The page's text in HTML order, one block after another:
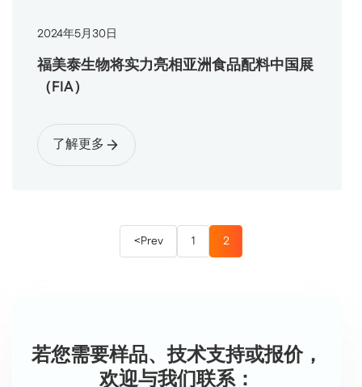
2024年5月30日
福美泰生物将实力亮相亚洲食品配料中国展
（FIA）
了解更多
<Prev 1 2
若您需要样品、技术支持或报价，
欢迎与我们联系：